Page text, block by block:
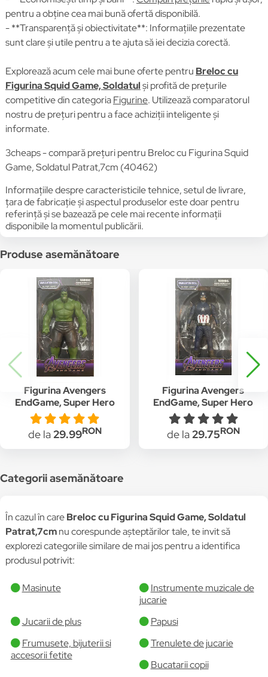
pentru a obține cea mai bună ofertă disponibilă.
- **Transparență și obiectivitate**: Informațiile prezentate
sunt clare și utile pentru a te ajuta să iei decizia corectă.
Explorează acum cele mai bune oferte pentru Breloc cu
Figurina Squid Game, Soldatulși profită de prețurile
competitive din categoriaFigurine. Utilizează comparatorul
nostru de prețuri pentru a face achiziții inteligente și
informate.
3cheaps - compară prețuri pentru Breloc cu Figurina Squid
Game, Soldatul Patrat,7cm (40462)
Informațiile despre caracteristicile tehnice, setul de livrare,
țara de fabricație și aspectul produselor este doar pentru
referință și se bazează pe cele mai recente informații
disponibile la momentul publicării.
Produse asemănătoare
Figurina Avengers
EndGame, Super Hero
Hulk, 22 cm
de la29.99RON
Figurina Avengers
EndGame, Super Hero
Captain America, 22
cm
de la29.75RON
Categorii asemănătoare
În cazul în careBreloc cu Figurina Squid Game, Soldatul
Patrat,7cmnu corespunde așteptărilor tale, te invit să
explorezi categoriile similare de mai jos pentru a identifica
produsul potrivit:
Masinute
Instrumente muzicale de
jucarie
Jucarii de plus
Papusi
Frumusete, bijuterii si
accesorii fetite
Trenulete de jucarie
Bucatarii copii